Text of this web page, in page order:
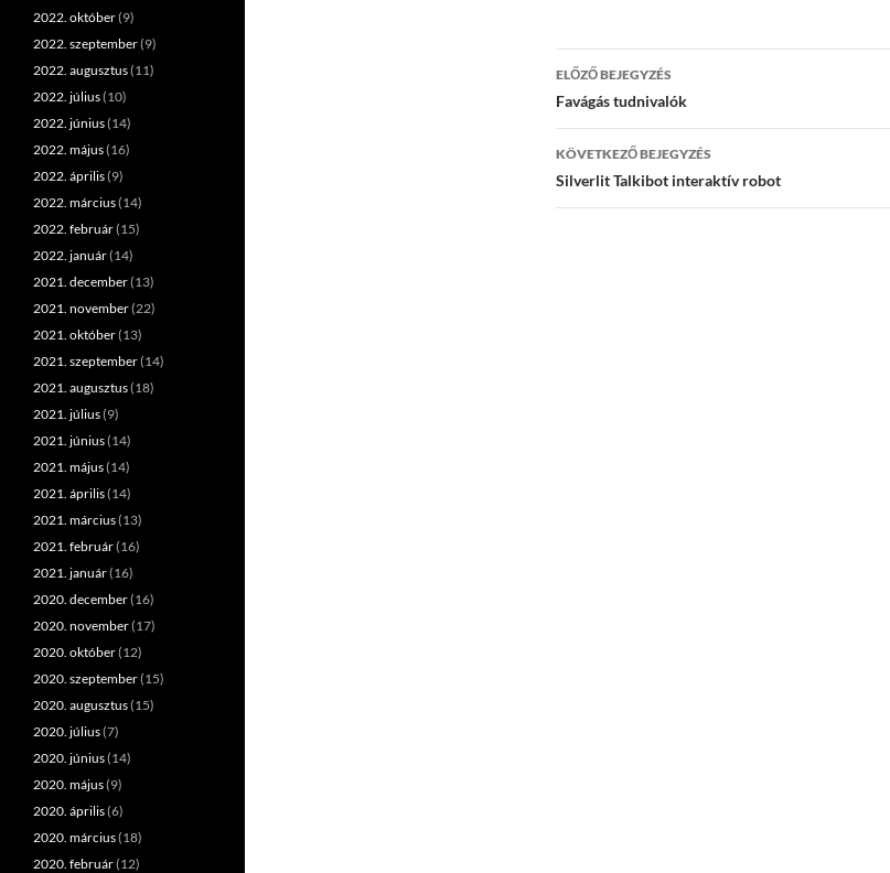
Bejegyzések
navigációja
ELŐZŐ BEJEGYZÉS
Favágás tudnivalók
KÖVETKEZŐ BEJEGYZÉS
Silverlit Talkibot interaktív robot
2022. október(9)
2022. szeptember(9)
2022. augusztus(11)
2022. július(10)
2022. június(14)
2022. május(16)
2022. április(9)
2022. március(14)
2022. február(15)
2022. január(14)
2021. december(13)
2021. november(22)
2021. október(13)
2021. szeptember(14)
2021. augusztus(18)
2021. július(9)
2021. június(14)
2021. május(14)
2021. április(14)
2021. március(13)
2021. február(16)
2021. január(16)
2020. december(16)
2020. november(17)
2020. október(12)
2020. szeptember(15)
2020. augusztus(15)
2020. július(7)
2020. június(14)
2020. május(9)
2020. április(6)
2020. március(18)
2020. február(12)